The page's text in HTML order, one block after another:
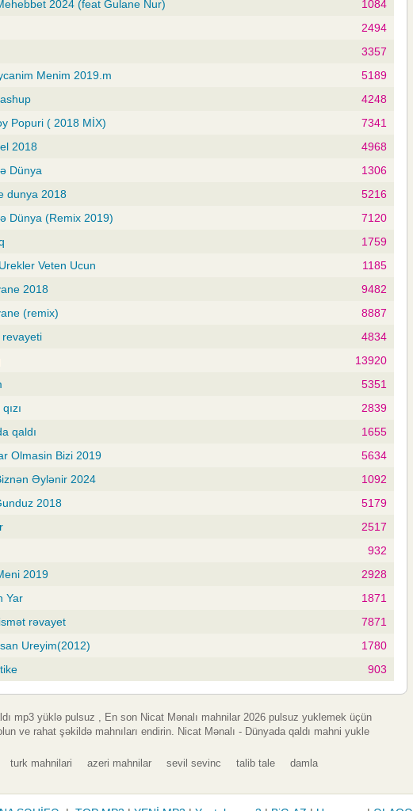
2024 (feat Gulane Nur)
1084
2494
3357
Menim 2019.m
5189
4248
Popuri ( 2018 MİX)
7341
2018
4968
Dünya
1306
dunya 2018
5216
Dünya (Remix 2019)
7120
1759
Veten Ucun
1185
2018
9482
(remix)
8887
4834
13920
5351
2839
qaldı
1655
Olmasin Bizi 2019
5634
Əylənir 2024
1092
2018
5179
2517
932
2019
2928
Yar
1871
rəvayet
7871
Ureyim(2012)
1780
903
mp3 yüklə pulsuz , En son Nicat Mənalı mahnilar 2026 pulsuz yuklemek üçün
ve rahat şəkildə mahnıları endirin. Nicat Mənalı - Dünyada qaldı mahni yukle
turk mahnilari azeri mahnilar sevil sevinc talib tale damla